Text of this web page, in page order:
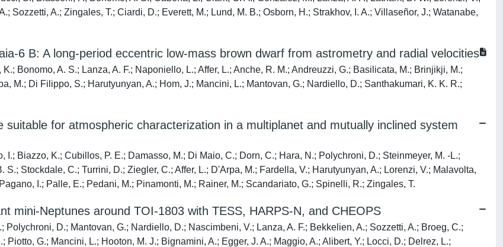
Sozzetti, A.; Zingales, T.; Ciardi, D.; Everett, M.; Lund, M. B.; Osborn, H.; Strakhov, I. A.; Villaseñor, J.; Watanabe,
6 B: A long-period eccentric low-mass brown dwarf from astrometry and radial velocities
Bonomo, A. S.; Lanza, A. F.; Naponiello, L.; Affer, L.; Anche, R. M.; Andreuzzi, G.; Basilicata, M.; Brinjikji, M.;
M.; Di Filippo, S.; Harutyunyan, A.; Hom, J.; Mancini, L.; Mantovan, G.; Nardiello, D.; Santhakumari, K. K. R.;
for atmospheric characterization in a multiplanet and mutually inclined system
Biazzo, K.; Cubillos, P. E.; Damasso, M.; Di Maio, C.; Dorn, C.; Hara, N.; Polychroni, D.; Steinmeyer, M. -L.;
Stockdale, C.; Turrini, D.; Ziegler, C.; Affer, L.; D'Arpa, M.; Fardella, V.; Harutyunyan, A.; Lorenzi, V.; Malavolta,
I.; Palle, E.; Pedani, M.; Pinamonti, M.; Rainer, M.; Scandariato, G.; Spinelli, R.; Zingales, T.
mini-Neptunes around TOI-1803 with TESS, HARPS-N, and CHEOPS
D.; Mantovan, G.; Nardiello, D.; Nascimbeni, V.; Lanza, A. F.; Bekkelien, A.; Sozzetti, A.; Broeg, C.;
G.; Mancini, L.; Hooton, M. J.; Bignamini, A.; Egger, J. A.; Maggio, A.; Alibert, Y.; Locci, D.; Delrez, L.;